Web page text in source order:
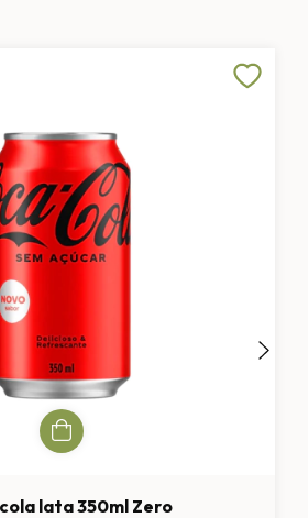
lata 350ml Zero